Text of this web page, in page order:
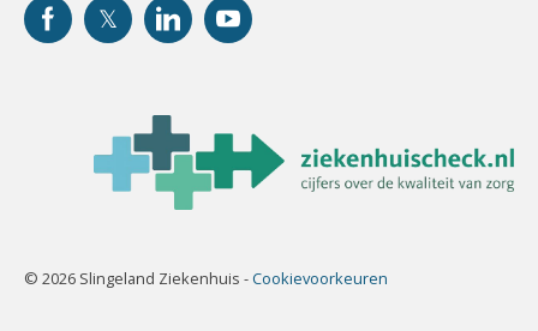
© 2026 Slingeland Ziekenhuis -Cookievoorkeuren